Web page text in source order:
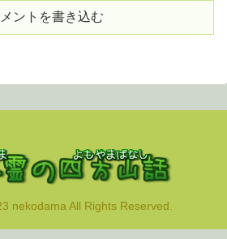
ントを書き込む
nekodama All Rights Reserved.